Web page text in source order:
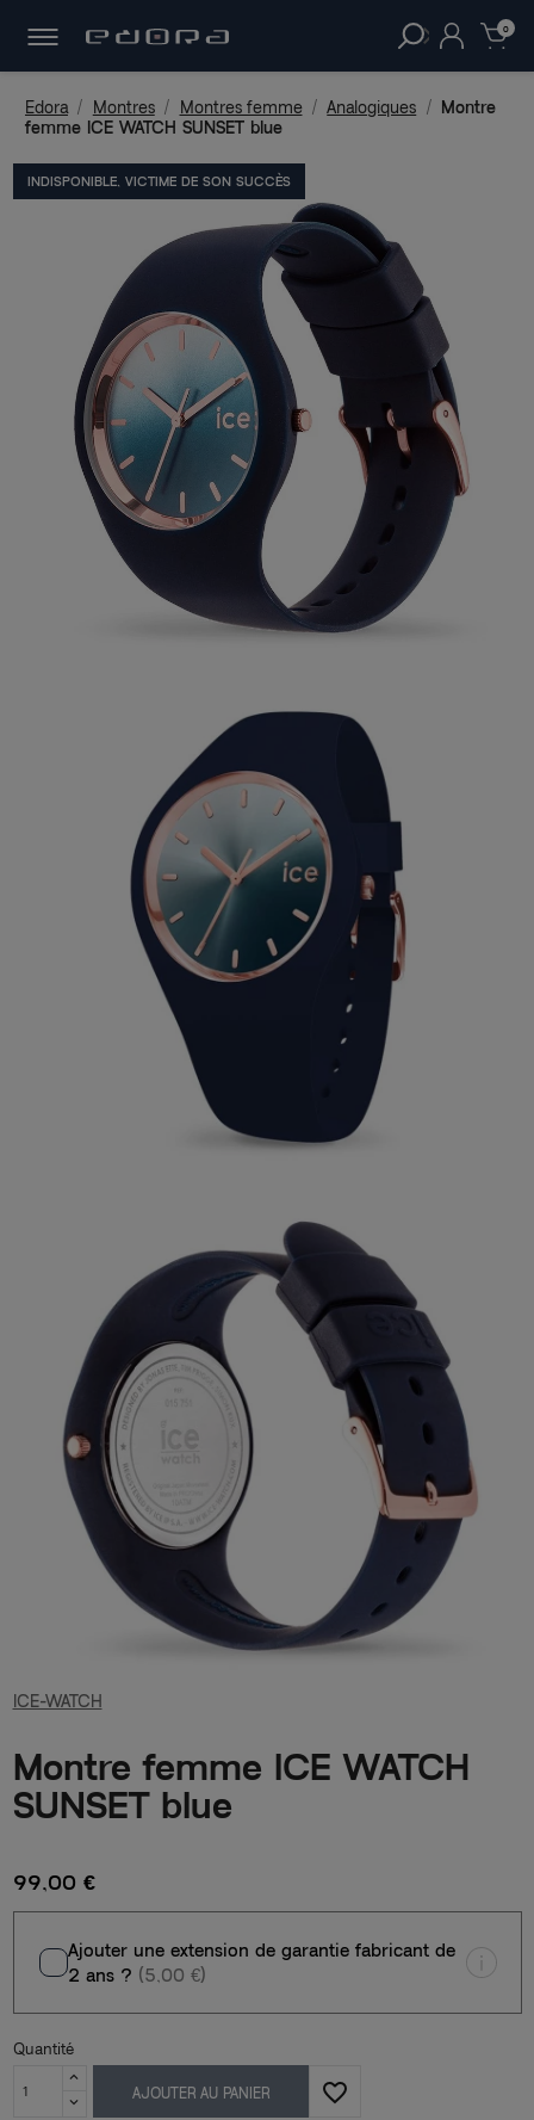
clear 0
Edora Montres Montres femme Analogiques
Montre
femme ICE WATCH SUNSET blue
INDISPONIBLE, VICTIME DE SON SUCCÈS
ICE-WATCH
Montre femme ICE WATCH
SUNSET blue
99,00 €
Ajouter une extension de garantie fabricant de
2 ans ? (5,00 €)
Quantité
AJOUTER AU PANIER
favorite_border